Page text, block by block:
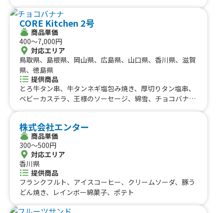
CORE Kitchen 2号
商品単価
400〜7,000円
対応エリア
鳥取県、島根県、岡山県、広島県、山口県、香川県、滋賀
県、徳島県
提供商品
とろ牛タン串、牛タンネギ塩包み焼き、厚切りタン塩串、
ベビーカステラ、王様のソーセージ、綿雪、チョコバナ
ぎり棒、瀬戸内レモン唐揚げ、カルビ焼きそば、プルコギ
丼、広島焼き、ずわい天、生搾りモンブラン
株式会社エンター
商品単価
300〜500円
対応エリア
香川県
提供商品
フランクフルト、アイスコーヒー、クリームソーダ、豚う
どん焼き、レインボー綿菓子、ポテト